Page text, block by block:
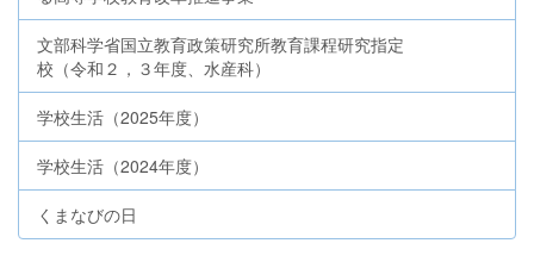
文部科学省国立教育政策研究所教育課程研究指定
校（令和２，３年度、水産科）
学校生活（2025年度）
学校生活（2024年度）
くまなびの日